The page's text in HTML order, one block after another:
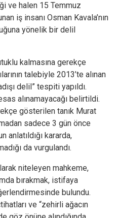
ve halen 15 Temmuz
iş insanı Osman Kavala’nın
yönelik bir delil
kalmasına gerekçe
talebiyle 2013’te alınan
delil” tespiti yapıldı.
alınamayacağı belirtildi.
gösterilen tanık Murat
sadece 3 gün önce
anlatıldığı kararda,
da vurgulandı.
niteleyen mahkeme,
bırakmak, istifaya
bulundu.
ve “zehirli ağacın